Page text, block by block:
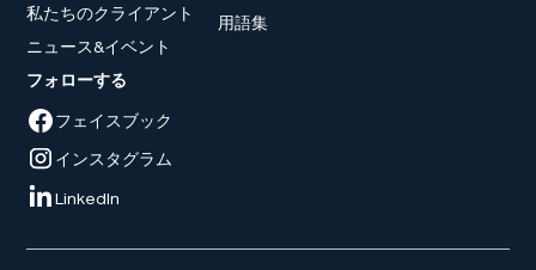
私たちのクライアント
ニュース&イベント
用語集
フォローする
フェイスブック
インスタグラム
LinkedIn